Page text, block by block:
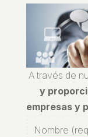
A través de
y
empresas y
Nombre